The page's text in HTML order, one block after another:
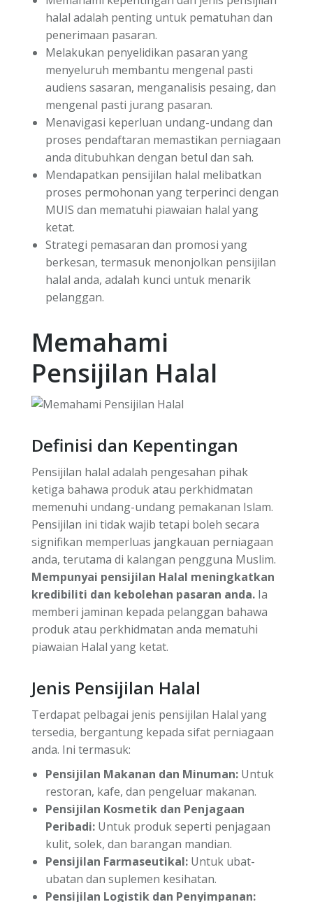
halal adalah penting untuk pematuhan dan
penerimaan pasaran.
Melakukan penyelidikan pasaran yang
menyeluruh membantu mengenal pasti
audiens sasaran, menganalisis pesaing, dan
mengenal pasti jurang pasaran.
Menavigasi keperluan undang-undang dan
proses pendaftaran memastikan perniagaan
anda ditubuhkan dengan betul dan sah.
Mendapatkan pensijilan halal melibatkan
proses permohonan yang terperinci dengan
MUIS dan mematuhi piawaian halal yang
ketat.
Strategi pemasaran dan promosi yang
berkesan, termasuk menonjolkan pensijilan
halal anda, adalah kunci untuk menarik
pelanggan.
Memahami
Pensijilan Halal
Definisi dan Kepentingan
Pensijilan halal adalah pengesahan pihak
ketiga bahawa produk atau perkhidmatan
memenuhi undang-undang pemakanan Islam.
Pensijilan ini tidak wajib tetapi boleh secara
signifikan memperluas jangkauan perniagaan
anda, terutama di kalangan pengguna Muslim.
Mempunyai pensijilan Halal meningkatkan
kredibiliti dan kebolehan pasaran anda.Ia
memberi jaminan kepada pelanggan bahawa
produk atau perkhidmatan anda mematuhi
piawaian Halal yang ketat.
Jenis Pensijilan Halal
Terdapat pelbagai jenis pensijilan Halal yang
tersedia, bergantung kepada sifat perniagaan
anda. Ini termasuk:
Pensijilan Makanan dan Minuman:Untuk
restoran, kafe, dan pengeluar makanan.
Pensijilan Kosmetik dan Penjagaan
Peribadi:Untuk produk seperti penjagaan
kulit, solek, dan barangan mandian.
Pensijilan Farmaseutikal:Untuk ubat-
ubatan dan suplemen kesihatan.
Pensijilan Logistik dan Penyimpanan: